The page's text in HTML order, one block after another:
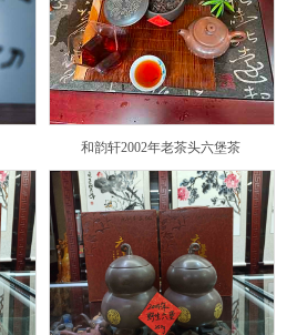
和韵轩2002年老茶头六堡茶